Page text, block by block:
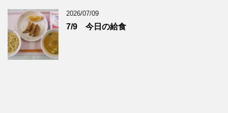
2026/07/09
7/9 今日の給食